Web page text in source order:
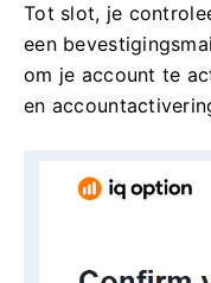
Tot slot, je
een
om je account te
en